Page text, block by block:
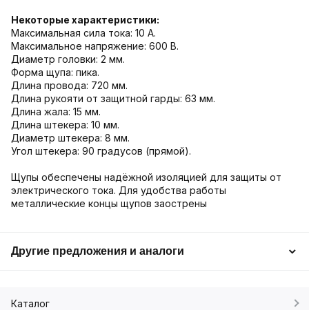
Некоторые характеристики:
Максимальная сила тока: 10 А.
Максимальное напряжение: 600 В.
Диаметр головки: 2 мм.
Форма щупа: пика.
Длина провода: 720 мм.
Длина рукояти от защитной гарды: 63 мм.
Длина жала: 15 мм.
Длина штекера: 10 мм.
Диаметр штекера: 8 мм.
Угол штекера: 90 градусов (прямой).
Щупы обеспечены надёжной изоляцией для защиты от
электрического тока. Для удобства работы
металлические концы щупов заострены
Другие предложения и аналоги
Каталог